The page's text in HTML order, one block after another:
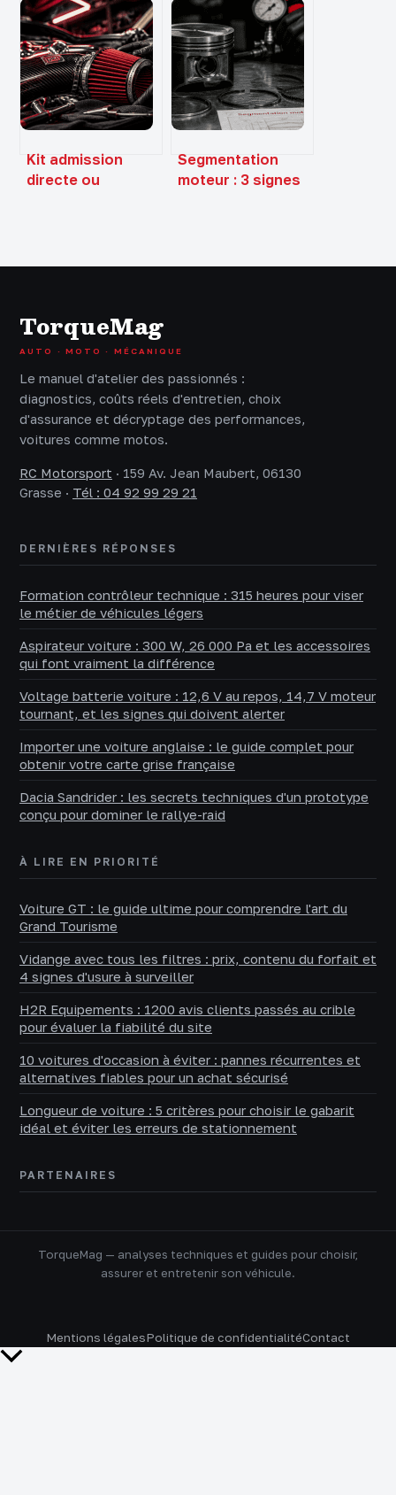
Kit admission
directe ou
Segmentation
moteur : 3 signes
TorqueMag
AUTO · MOTO · MÉCANIQUE
Le manuel d'atelier des passionnés :
diagnostics, coûts réels d'entretien, choix
d'assurance et décryptage des performances,
voitures comme motos.
RC Motorsport · 159 Av. Jean Maubert, 06130
Grasse · Tél : 04 92 99 29 21
DERNIÈRES RÉPONSES
Formation contrôleur technique : 315 heures pour viser
le métier de véhicules légers
Aspirateur voiture : 300 W, 26 000 Pa et les accessoires
qui font vraiment la différence
Voltage batterie voiture : 12,6 V au repos, 14,7 V moteur
tournant, et les signes qui doivent alerter
Importer une voiture anglaise : le guide complet pour
obtenir votre carte grise française
Dacia Sandrider : les secrets techniques d'un prototype
conçu pour dominer le rallye-raid
À LIRE EN PRIORITÉ
Voiture GT : le guide ultime pour comprendre l'art du
Grand Tourisme
Vidange avec tous les filtres : prix, contenu du forfait et
4 signes d'usure à surveiller
H2R Equipements : 1200 avis clients passés au crible
pour évaluer la fiabilité du site
10 voitures d'occasion à éviter : pannes récurrentes et
alternatives fiables pour un achat sécurisé
Longueur de voiture : 5 critères pour choisir le gabarit
idéal et éviter les erreurs de stationnement
PARTENAIRES
TorqueMag — analyses techniques et guides pour choisir,
assurer et entretenir son véhicule.
Mentions légalesPolitique de confidentialitéContact